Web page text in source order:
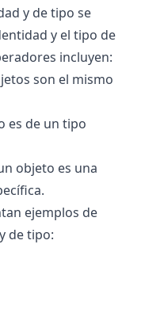
y de tipo se
y el tipo de
incluyen:
son el mismo
es de un tipo
objeto es una
ejemplos de
de tipo: